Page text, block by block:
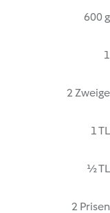
600 g
1
2 Zweige
1 TL
½ TL
2 Prisen